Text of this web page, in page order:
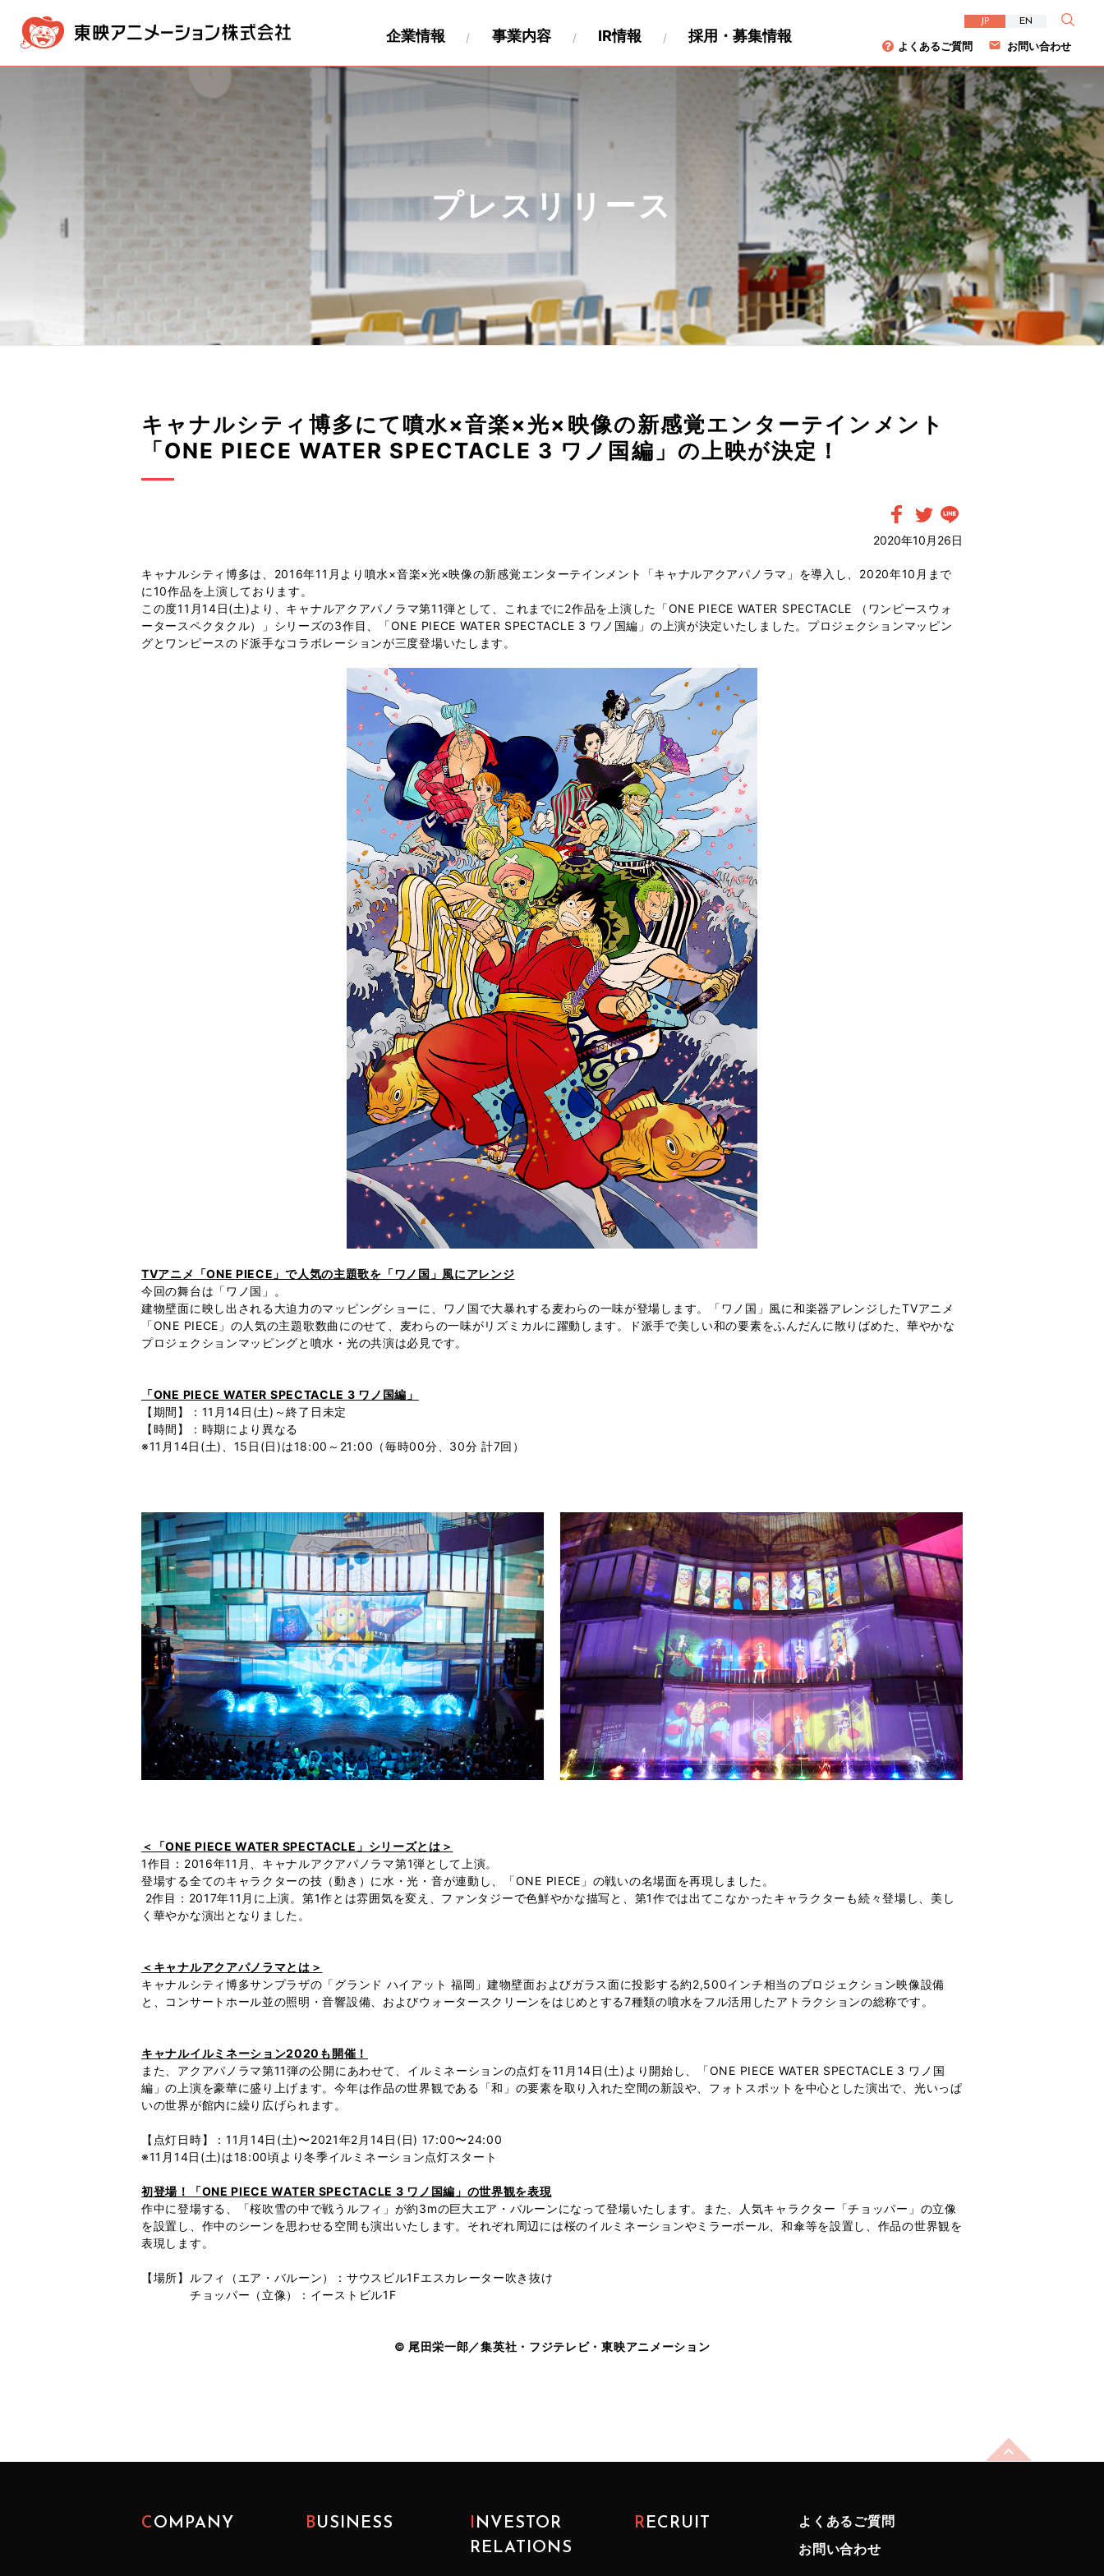
プレスリリース
キャナルシティ博多にて噴水×音楽×光×映像の新感覚エンターテインメント
「ONE PIECE WATER SPECTACLE 3 ワノ国編」の上映が決定！
2020年10月26日
キャナルシティ博多は、2016年11月より噴水×音楽×光×映像の新感覚エンターテインメント「キャナルアクアパノラマ」を導入し、2020年10月まで
に10作品を上演しております。
この度11月14日(土)より、キャナルアクアパノラマ第11弾として、これまでに2作品を上演した「ONE PIECE WATER SPECTACLE （ワンピースウォ
ータースペクタクル）」シリーズの3作目、「ONE PIECE WATER SPECTACLE 3 ワノ国編」の上演が決定いたしました。プロジェクションマッピン
グとワンピースのド派手なコラボレーションが三度登場いたします。
TVアニメ「ONE PIECE」で人気の主題歌を「ワノ国」風にアレンジ
今回の舞台は「ワノ国」。
建物壁面に映し出される大迫力のマッピングショーに、ワノ国で大暴れする麦わらの一味が登場します。「ワノ国」風に和楽器アレンジしたTVアニメ
「ONE PIECE」の人気の主題歌数曲にのせて、麦わらの一味がリズミカルに躍動します。ド派手で美しい和の要素をふんだんに散りばめた、華やかな
プロジェクションマッピングと噴水・光の共演は必見です。
「ONE PIECE WATER SPECTACLE 3 ワノ国編」
【期間】：11月14日(土)～終了日未定
【時間】：時期により異なる
※11月14日(土)、15日(日)は18:00～21:00（毎時00分、30分 計7回）
＜「ONE PIECE WATER SPECTACLE」シリーズとは＞
1作目：2016年11月、キャナルアクアパノラマ第1弾として上演。
登場する全てのキャラクターの技（動き）に水・光・音が連動し、「ONE PIECE」の戦いの名場面を再現しました。
2作目：2017年11月に上演。第1作とは雰囲気を変え、ファンタジーで色鮮やかな描写と、第1作では出てこなかったキャラクターも続々登場し、美し
く華やかな演出となりました。
＜キャナルアクアパノラマとは＞
キャナルシティ博多サンプラザの「グランド ハイアット 福岡」建物壁面およびガラス面に投影する約2,500インチ相当のプロジェクション映像設備
と、コンサートホール並の照明・音響設備、およびウォータースクリーンをはじめとする7種類の噴水をフル活用したアトラクションの総称です。
キャナルイルミネーション2020も開催！
また、アクアパノラマ第11弾の公開にあわせて、イルミネーションの点灯を11月14日(土)より開始し、「ONE PIECE WATER SPECTACLE 3 ワノ国
編」の上演を豪華に盛り上げます。今年は作品の世界観である「和」の要素を取り入れた空間の新設や、フォトスポットを中心とした演出で、光いっぱ
いの世界が館内に繰り広げられます。
【点灯日時】：11月14日(土)〜2021年2月14日(日) 17:00〜24:00
※11月14日(土)は18:00頃より冬季イルミネーション点灯スタート
初登場！「ONE PIECE WATER SPECTACLE 3 ワノ国編」の世界観を表現
作中に登場する、「桜吹雪の中で戦うルフィ」が約3mの巨大エア・バルーンになって登場いたします。また、人気キャラクター「チョッパー」の立像
を設置し、作中のシーンを思わせる空間も演出いたします。それぞれ周辺には桜のイルミネーションやミラーボール、和傘等を設置し、作品の世界観を
表現します。
【場所】ルフィ（エア・バルーン）：サウスビル1Fエスカレーター吹き抜け
チョッパー（立像）：イーストビル1F
© 尾田栄一郎／集英社・フジテレビ・東映アニメーション
よくあるご質問 お問い合わせ
JP EN
企業情報
メッセージ 経営理念 会社概要 製作工程について ペロについて ダイバーシティ
企業情報
事業内容
映像製作・販売事業 版権事業
事業内容
IR情報
IR NEWS 経営方針 業績・財務 IRカレンダー 個人投資家の皆様へ
株主総会
株価情報
電子公告
IR情報
採用・募集情報
採用情報ニュース 新卒採用 パートナー募集情報
採用・募集情報
COMPANY BUSINESS
INVESTOR
RELATIONS
RECRUIT
よくあるご質問
お問い合わせ